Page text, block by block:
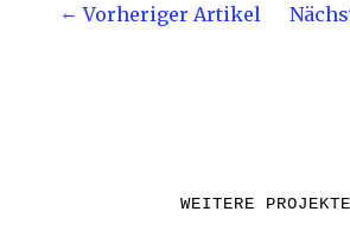
Vorheriger Artikel
WEITERE PROJEKTE